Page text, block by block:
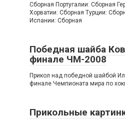
Сборная Португалии: Сборная
Хорватии: Сборная Турции:
Испании: Сборная
Победная шайба
финале ЧМ-2008
Прикол над победной шайбой
финале Чемпионата мира по
Прикольные